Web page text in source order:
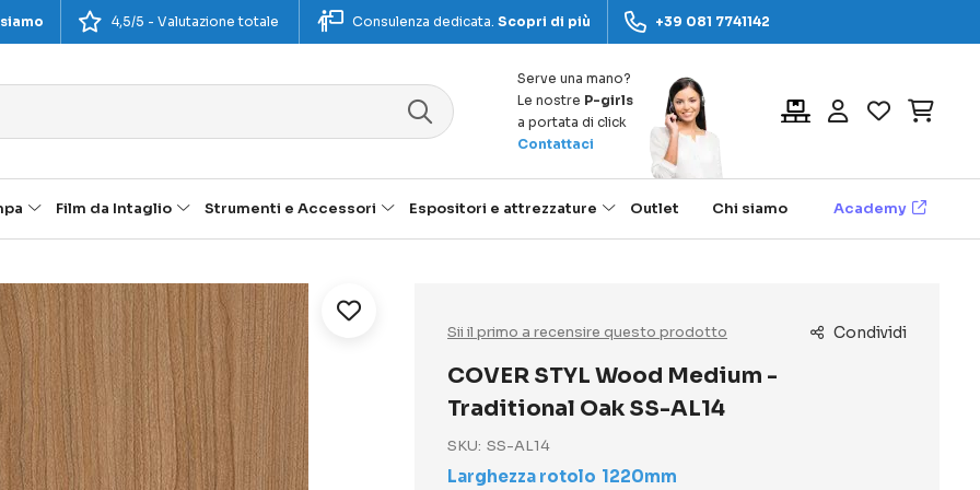
4,5/5 - Valutazione totale Consulenza dedicata. Scopri di più +39 081 7741142
Serve una mano?
Le nostre P-girls
a portata di click
Contattaci
Film da Intaglio Strumenti e Accessori Espositori e attrezzature Outlet Chi siamo Academy
Sii il primo a recensire questo prodotto Condividi
COVER STYL Wood Medium -
Traditional Oak SS-AL14
SKU SS-AL14
Larghezza rotolo 1220